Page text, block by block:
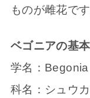
ものが雌花です
ベゴニアの基
学名：Begonia
科名：シュウ